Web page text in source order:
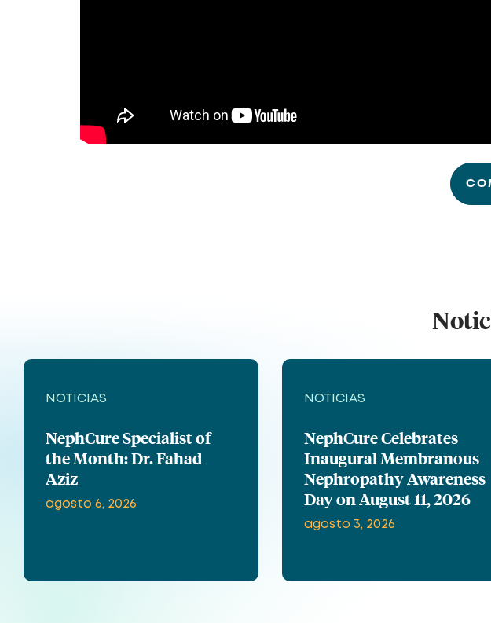
NOTICIAS
NephCure Specialist of
the Month: Dr. Fahad
Aziz
agosto 6, 2026
NOTICIAS
NephCure Celebrates
Inaugural Membranous
Nephropathy Awareness
Day on August 11, 2026
agosto 3, 2026